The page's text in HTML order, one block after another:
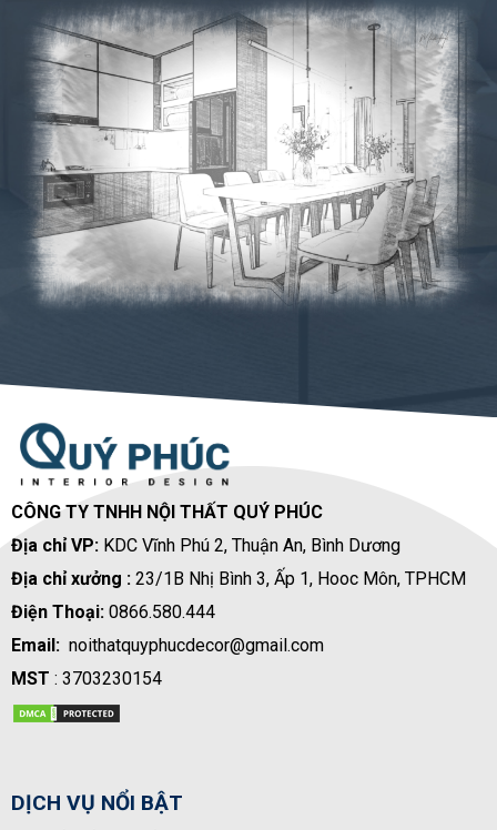
CÔNG TY TNHH NỘI THẤT QUÝ PHÚC
Địa chỉ VP: KDC Vĩnh Phú 2, Thuận An, Bình Dương
Địa chỉ xưởng :23/1B Nhị Bình 3, Ấp 1, Hooc Môn, TPHCM
Điện Thoại:0866.580.444
Email:noithatquyphucdecor@gmail.com
MST : 3703230154
DỊCH VỤ NỔI BẬT